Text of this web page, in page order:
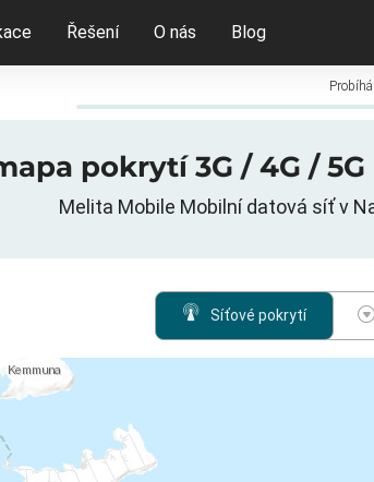
Řešení O nás Blog
pokrytí 3G / 4G /
Melita Mobile Mobilní datová síť v
Síťové pokrytí